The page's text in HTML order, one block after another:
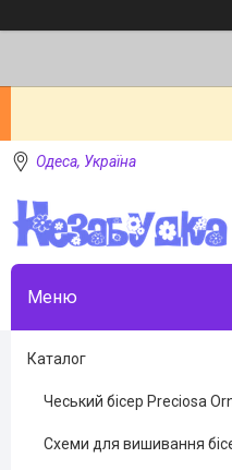
Одеса, Україна
Каталог
Чеський бісер Preciosa
Схеми для вишивання